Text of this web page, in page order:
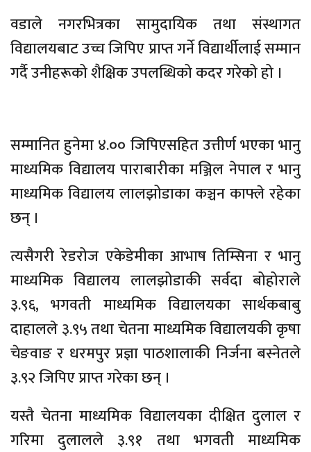
वडाले नगरभित्रका सामुदायिक तथा संस्थागत
विद्यालयबाट उच्च जिपिए प्राप्त गर्ने विद्यार्थीलाई सम्मान
गर्दै उनीहरूको शैक्षिक उपलब्धिको कदर गरेको हो ।
सम्मानित हुनेमा ४.०० जिपिएसहित उत्तीर्ण भएका भानु
माध्यमिक विद्यालय पाराबारीका मञ्जिल नेपाल र भानु
माध्यमिक विद्यालय लालझोडाका कञ्चन काफ्ले रहेका
छन् ।
त्यसैगरी रेडरोज एकेडेमीका आभाष तिम्सिना र भानु
माध्यमिक विद्यालय लालझोडाकी सर्वदा बोहोराले
३.९६, भगवती माध्यमिक विद्यालयका सार्थकबाबु
दाहालले ३.९५ तथा चेतना माध्यमिक विद्यालयकी कृषा
चेङवाङ र धरमपुर प्रज्ञा पाठशालाकी निर्जना बस्नेतले
३.९२ जिपिए प्राप्त गरेका छन् ।
यस्तै चेतना माध्यमिक विद्यालयका दीक्षित दुलाल र
गरिमा दुलालले ३.९१ तथा भगवती माध्यमिक